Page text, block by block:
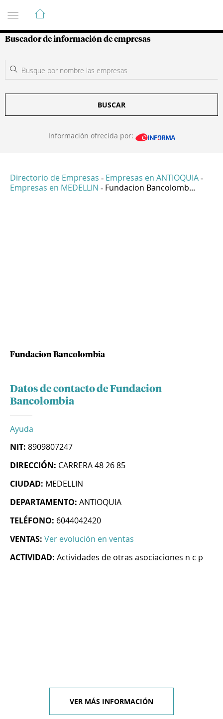
Guía de Empresas Colombianas
Buscador de información de empresas
BUSCAR
Información ofrecida por:
Directorio de Empresas - Empresas en ANTIOQUIA -
Empresas en MEDELLIN - Fundacion Bancolomb...
Fundacion Bancolombia
Datos de contacto de Fundacion
Bancolombia
Ayuda
NIT: 8909807247
DIRECCIÓN: CARRERA 48 26 85
CIUDAD: MEDELLIN
DEPARTAMENTO: ANTIOQUIA
TELÉFONO: 6044042420
VENTAS: Ver evolución en ventas
ACTIVIDAD: Actividades de otras asociaciones n c p
VER MÁS INFORMACIÓN